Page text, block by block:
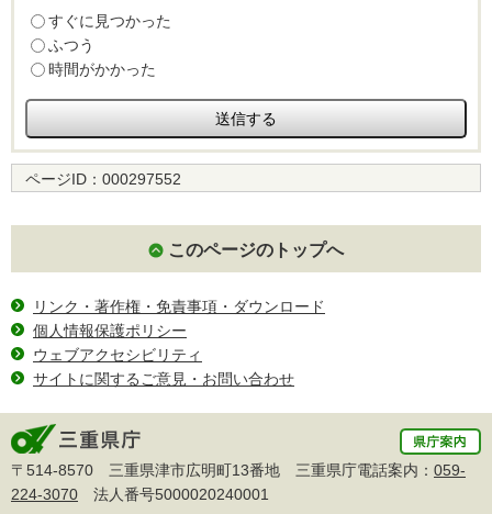
すぐに見つかった
ふつう
時間がかかった
ページID： 000297552
このページのトップへ
リンク・著作権・免責事項・ダウンロード
個人情報保護ポリシー
ウェブアクセシビリティ
サイトに関するご意見・お問い合わせ
〒514-8570 三重県津市広明町13番地 三重県庁電話案内： 059-
224-3070 法人番号5000020240001